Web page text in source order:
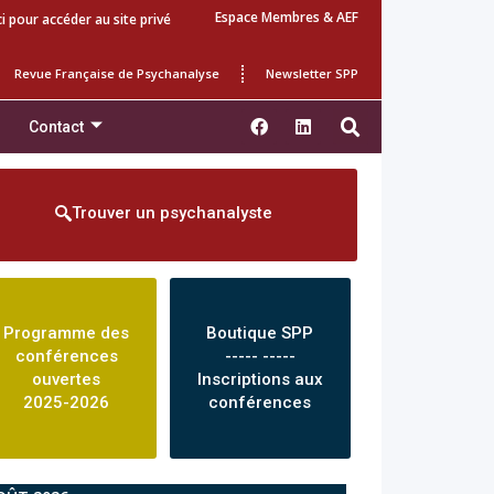
pour accéder au site privé Espace Membres & AEF
Revue Française de Psychanalyse Newsletter SPP
Contact
Trouver un psychanalyste
Programme des
conférences
ouvertes
2025-2026
Boutique SPP
----- -----
Inscriptions aux
conférences